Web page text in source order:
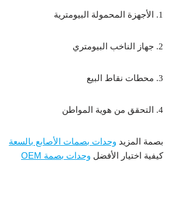
1. الأجهزة المحمولة البيومترية
2. جهاز الناخب البيومتري
3. محطات نقاط البيع
4. التحقق من هوية المواطن
بصمة المزيد وحدات بصمات الأصابع بالسعة
كيفية اختيار الأفضل وحدات بصمة OEM